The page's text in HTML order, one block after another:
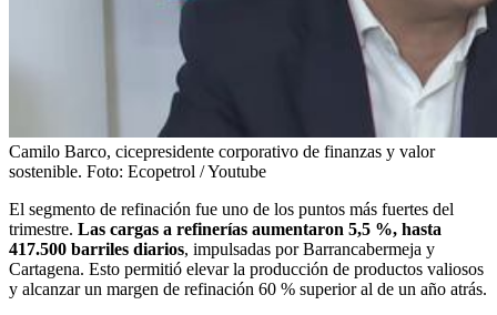
Camilo Barco, cicepresidente corporativo de finanzas y valor
sostenible. Foto: Ecopetrol / Youtube
El segmento de refinación fue uno de los puntos más fuertes del
trimestre. Las cargas a refinerías aumentaron 5,5 %, hasta
417.500 barriles diarios, impulsadas por Barrancabermeja y
Cartagena. Esto permitió elevar la producción de productos valiosos
y alcanzar un margen de refinación 60 % superior al de un año atrás.